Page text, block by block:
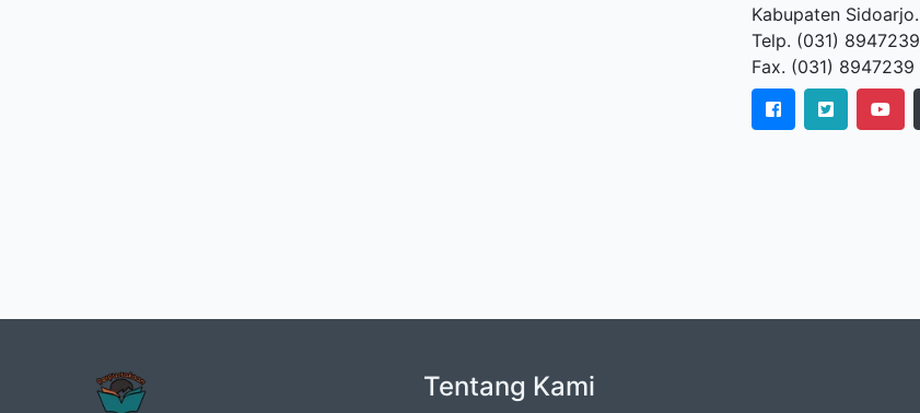
Kabupaten Sidoarjo.
Telp. (031) 8947239
Fax. (031) 8947239
Tentang Kami